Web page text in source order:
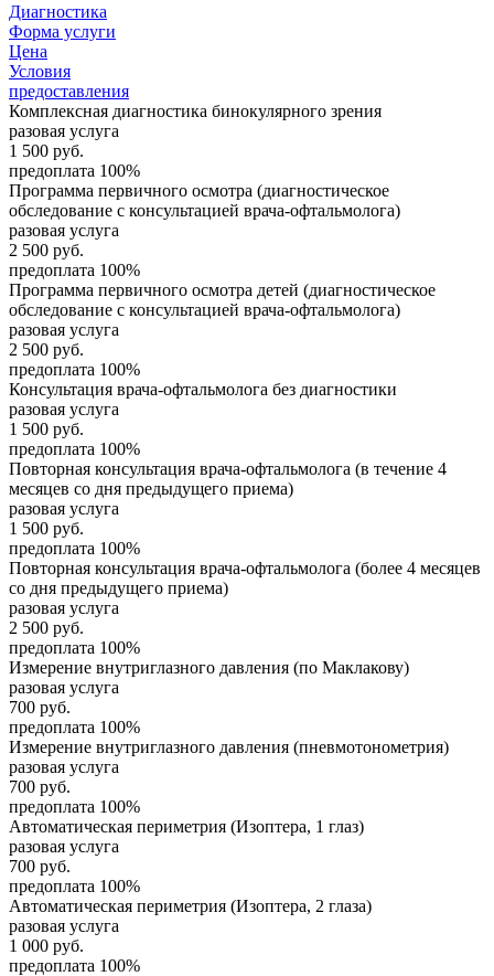
Диагностика
Форма услуги
Цена
Условия
предоставления
Комплексная диагностика бинокулярного зрения
разовая услуга
1 500 руб.
предоплата 100%
Программа первичного осмотра (диагностическое
обследование с консультацией врача-офтальмолога)
разовая услуга
2 500 руб.
предоплата 100%
Программа первичного осмотра детей (диагностическое
обследование с консультацией врача-офтальмолога)
разовая услуга
2 500 руб.
предоплата 100%
Консультация врача-офтальмолога без диагностики
разовая услуга
1 500 руб.
предоплата 100%
Повторная консультация врача-офтальмолога (в течение 4
месяцев со дня предыдущего приема)
разовая услуга
1 500 руб.
предоплата 100%
Повторная консультация врача-офтальмолога (более 4 месяцев
со дня предыдущего приема)
разовая услуга
2 500 руб.
предоплата 100%
Измерение внутриглазного давления (по Маклакову)
разовая услуга
700 руб.
предоплата 100%
Измерение внутриглазного давления (пневмотонометрия)
разовая услуга
700 руб.
предоплата 100%
Автоматическая периметрия (Изоптера, 1 глаз)
разовая услуга
700 руб.
предоплата 100%
Автоматическая периметрия (Изоптера, 2 глаза)
разовая услуга
1 000 руб.
предоплата 100%